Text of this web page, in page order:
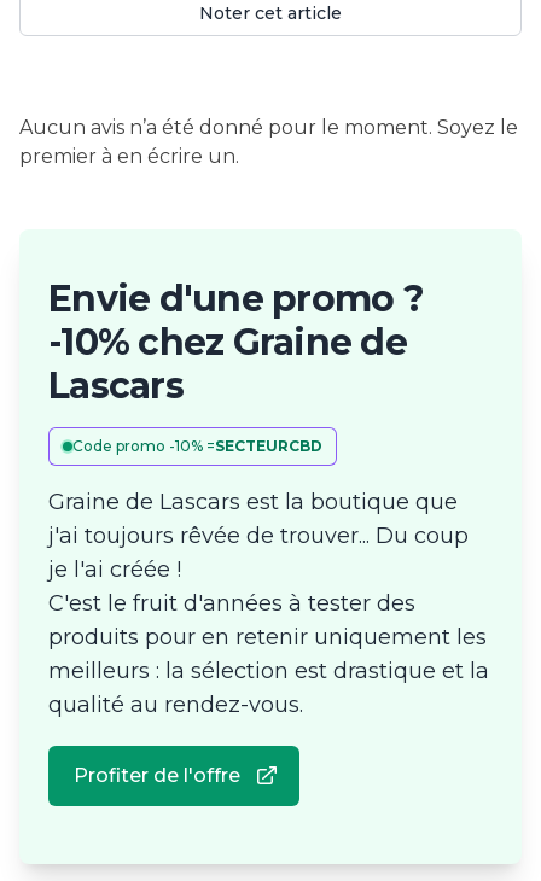
Noter cet article
Aucun avis n’a été donné pour le moment. Soyez le
premier à en écrire un.
Envie d'une promo ?
-10% chez Graine de
Lascars
Code promo -10% =SECTEURCBD
Graine de Lascars est la boutique que
j'ai toujours rêvée de trouver... Du coup
je l'ai créée !
C'est le fruit d'années à tester des
produits pour en retenir uniquement les
meilleurs : la sélection est drastique et la
qualité au rendez-vous.
Profiter de l'offre